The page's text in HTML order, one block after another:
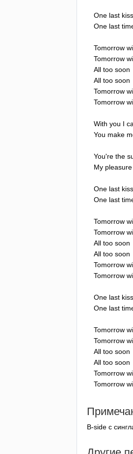
One last kiss
One last
Tomorrow
Tomorrow
All too soon
All too soon
Tomorrow
Tomorrow
With you I
You make
You're the
My pleasure
One last kiss
One last
Tomorrow
Tomorrow
All too soon
All too soon
Tomorrow
Tomorrow
One last kiss
One last
Tomorrow
Tomorrow
All too soon
All too soon
Tomorrow
Tomorrow
B-side с